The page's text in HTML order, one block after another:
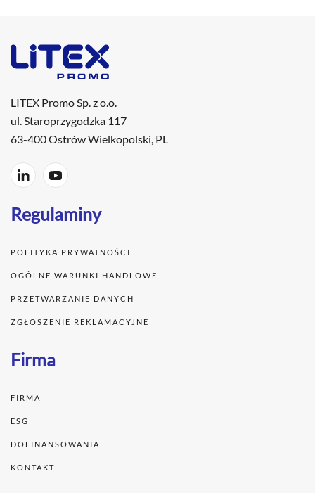
LITEX Promo Sp. z o.o.
ul. Staroprzygodzka 117
63-400 Ostrów Wielkopolski, PL
Regulaminy
POLITYKA PRYWATNOŚCI
OGÓLNE WARUNKI HANDLOWE
PRZETWARZANIE DANYCH
ZGŁOSZENIE REKLAMACYJNE
Firma
FIRMA
ESG
DOFINANSOWANIA
KONTAKT